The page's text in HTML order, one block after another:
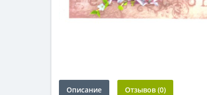
Описание Отзывов (0)